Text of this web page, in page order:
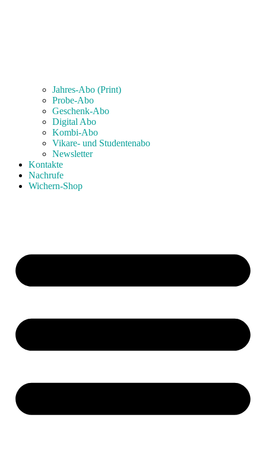
Jahres-Abo (Print)
Probe-Abo
Geschenk-Abo
Digital Abo
Kombi-Abo
Vikare- und Studentenabo
Newsletter
Kontakte
Nachrufe
Wichern-Shop